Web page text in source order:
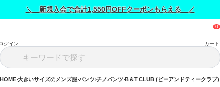
＼ 新規入会で合計1,550円OFFクーポンもらえる ／
グイン カート
HOME 大きいサイズのメンズ服 パンツ チノパンツ B＆T CLUB (ビーアンドティークラブ)